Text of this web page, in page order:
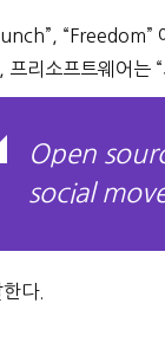
“Freedom”
프리소프트웨어는
Open
social
다.